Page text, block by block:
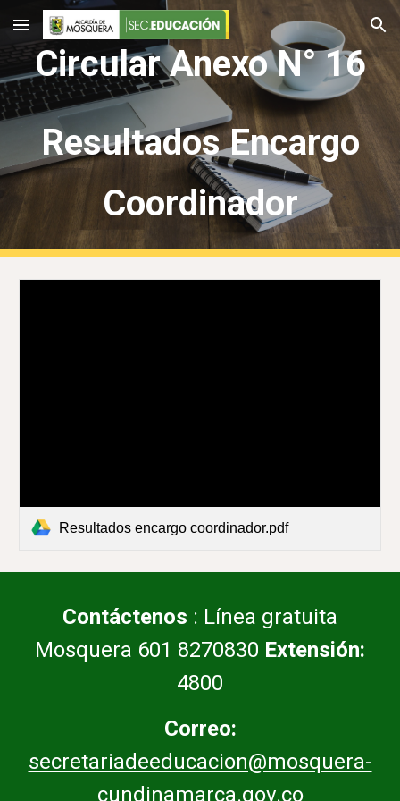
Skip to main content Skip to navigation
Circular Anexo N° 16
Resultados Encargo
Coordinador
Resultados encargo coordinador.pdf
Contáctenos : Línea gratuita
Mosquera 601 8270830 Extensión:
4800
Correo:
secretariadeeducacion@mosquera-
cundinamarca.gov.co